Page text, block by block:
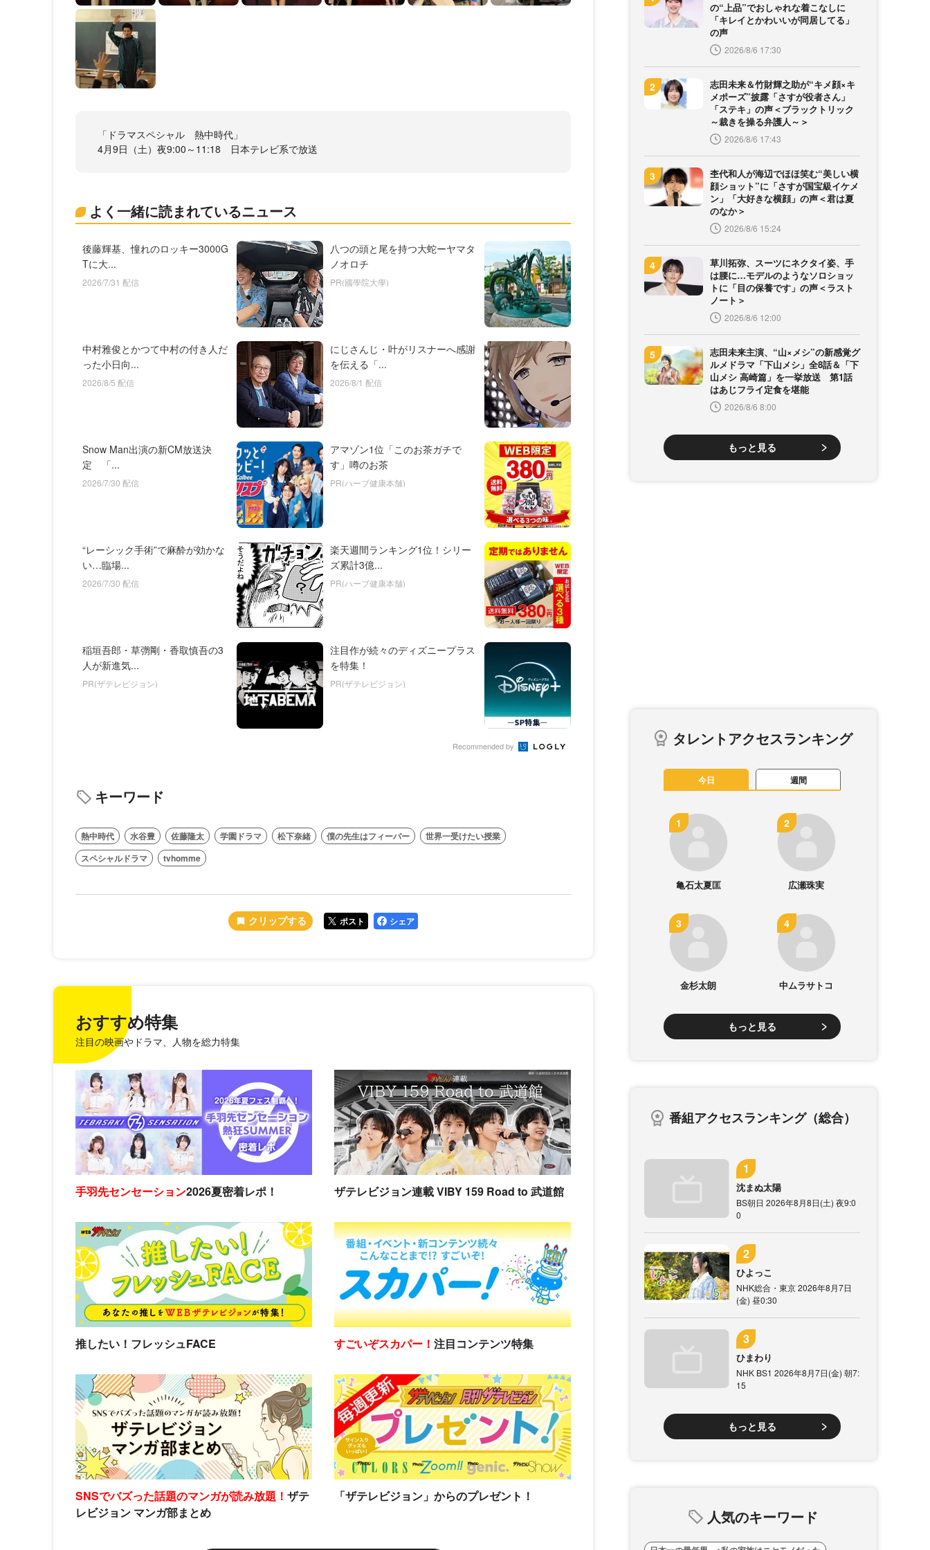
「ドラマスペシャル 熱中時代」
4月9日（土）夜9:00～11:18 日本テレビ系で放送
よく一緒に読まれているニュース
後藤輝基、憧れのロッキー3000G
Tに大...
2026/7/31 配信
八つの頭と尾を持つ大蛇ーヤマタ
ノオロチ
PR(國學院大學)
中村雅俊とかつて中村の付き人だ
った小日向...
2026/8/5 配信
にじさんじ・叶がリスナーへ感謝
を伝える「...
2026/8/1 配信
Snow Man出演の新CM放送決
定 「...
2026/7/30 配信
アマゾン1位「このお茶ガチで
す」噂のお茶
PR(ハーブ健康本舗)
“レーシック手術”で麻酔が効かな
い…臨場...
2026/7/30 配信
楽天週間ランキング1位！シリー
ズ累計3億...
PR(ハーブ健康本舗)
稲垣吾郎・草彅剛・香取慎吾の3
人が新進気...
PR(ザテレビジョン)
注目作が続々のディズニープラス
を特集！
PR(ザテレビジョン)
Recommended by
キーワード
熱中時代 水谷豊 佐藤隆太 学園ドラマ 松下奈緒 僕の先生はフィーバー
世界一受けたい授業
スペシャルドラマ
tvhomme
ポスト シェア
おすすめ特集
注目の映画やドラマ、人物を総力特集
手羽先センセーション2026夏密着レポ！ ザテレビジョン連載 VIBY 159 Road to 武道館
推したい！フレッシュFACE すごいぞスカパー！ 注目コンテンツ特集
SNSでバズった話題のマンガが読み放題！ ザテ
レビジョン マンガ部まとめ
「ザテレビジョン」からのプレゼント！
の“上品”でおしゃれな着こなしに
「キレイとかわいいが同居してる」
の声
2026/8/6 17:30
志田未来＆竹財輝之助が“キメ顔×キ
メポーズ”披露「さすが役者さん」
「ステキ」の声＜ブラックトリック
～裁きを操る弁護人～＞
2026/8/6 17:43
杢代和人が海辺でほほ笑む“美しい横
顔ショット”に「さすが国宝級イケメ
ン」「大好きな横顔」の声＜君は夏
のなか＞
2026/8/6 15:24
草川拓弥、スーツにネクタイ姿、手
は腰に…モデルのようなソロショッ
トに「目の保養です」の声＜ラスト
ノート＞
2026/8/6 12:00
志田未来主演、“山×メシ”の新感覚グ
ルメドラマ「下山メシ」全8話＆「下
山メシ 高崎篇」を一挙放送 第1話
はあじフライ定食を堪能
2026/8/6 8:00
もっと見る
タレントアクセスランキング
今日 週間
亀石太夏匡 広瀬珠実
金杉太朗 中ムラサトコ
もっと見る
番組アクセスランキング（総合）
沈まぬ太陽
BS朝日 2026年8月8日(土) 夜9:0
0
ひよっこ
NHK総合・東京 2026年8月7日
(金) 昼0:30
ひまわり
NHK BS1 2026年8月7日(金) 朝7:
15
もっと見る
人気のキーワード